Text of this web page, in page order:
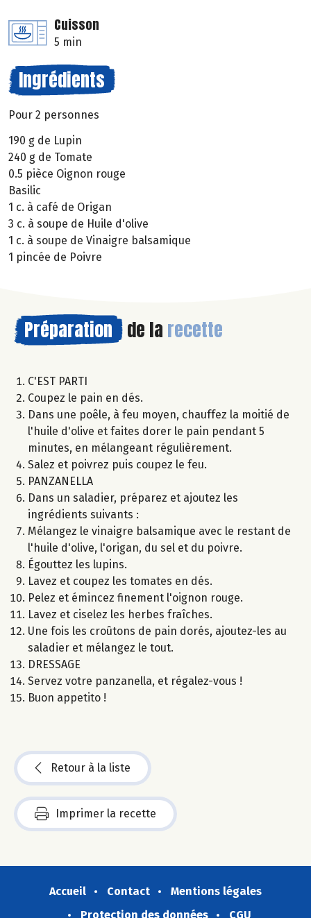
Cuisson
5 min
Ingrédients
Pour 2 personnes
190 g de Lupin
240 g de Tomate
0.5 pièce Oignon rouge
Basilic
1 c. à café de Origan
3 c. à soupe de Huile d'olive
1 c. à soupe de Vinaigre balsamique
1 pincée de Poivre
Préparation de la recette
C'EST PARTI
Coupez le pain en dés.
Dans une poêle, à feu moyen, chauffez la moitié de
l'huile d'olive et faites dorer le pain pendant 5
minutes, en mélangeant régulièrement.
Salez et poivrez puis coupez le feu.
PANZANELLA
Dans un saladier, préparez et ajoutez les
ingrédients suivants :
Mélangez le vinaigre balsamique avec le restant de
l'huile d'olive, l'origan, du sel et du poivre.
Égouttez les lupins.
Lavez et coupez les tomates en dés.
Pelez et émincez finement l'oignon rouge.
Lavez et ciselez les herbes fraîches.
Une fois les croûtons de pain dorés, ajoutez-les au
saladier et mélangez le tout.
DRESSAGE
Servez votre panzanella, et régalez-vous !
Buon appetito !
Retour à la liste
Imprimer la recette
Accueil Contact
Mentions légales
Protection des données
CGU